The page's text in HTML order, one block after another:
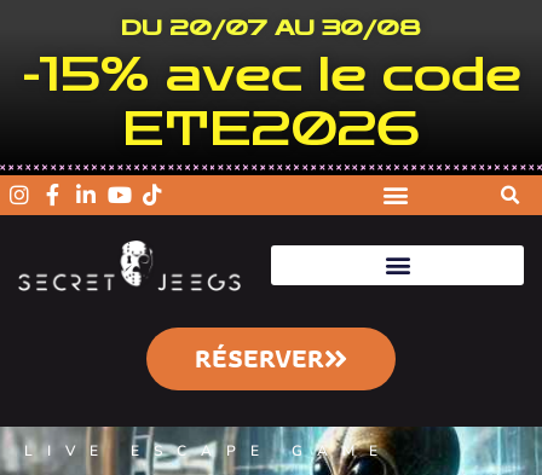
DU 20/07 AU 30/08
-15% avec le code
ETE2026
RÉSERVER
LIVE ESCAPE GAME